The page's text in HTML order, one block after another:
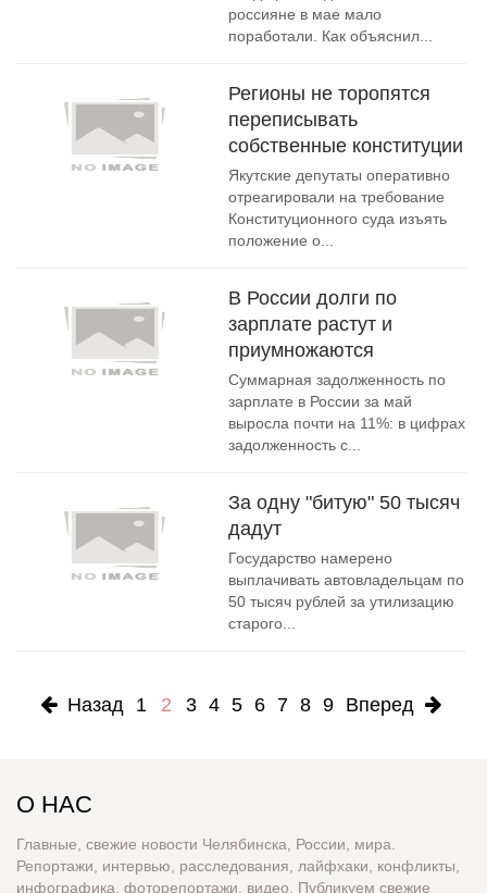
россияне в мае мало
поработали. Как объяснил...
Регионы не торопятся
переписывать
собственные конституции
Якутские депутаты оперативно
отреагировали на требование
Конституционного суда изъять
положение о...
В России долги по
зарплате растут и
приумножаются
Суммарная задолженность по
зарплате в России за май
выросла почти на 11%: в цифрах
задолженность с...
За одну "битую" 50 тысяч
дадут
Государство намерено
выплачивать автовладельцам по
50 тысяч рублей за утилизацию
старого...
Назад 1 2 3 4 5 6 7 8 9 Вперед
О НАС
Главные, свежие новости Челябинска, России, мира.
Репортажи, интервью, расследования, лайфхаки, конфликты,
инфографика, фоторепортажи, видео. Публикуем свежие